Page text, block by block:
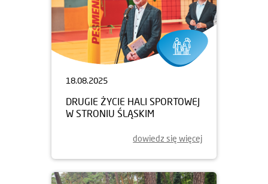
18.08.2025
DRUGIE ŻYCIE HALI SPORTOWEJ
W STRONIU ŚLĄSKIM
dowiedz się więcej